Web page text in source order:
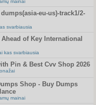
eu-us)-track1/2-
svarbiausia
of Key International
kas svarbiausia
Pin & Best Cvv Shop 2026
Shop - Buy Dumps
mainai